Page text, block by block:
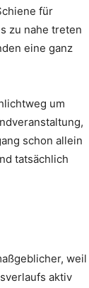
für
zu nahe treten
eine ganz
um
schon allein
tatsächlich
weil
aktiv